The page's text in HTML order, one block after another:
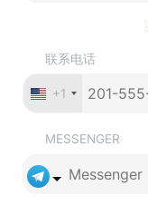
联系电话
+1
MESSENGER